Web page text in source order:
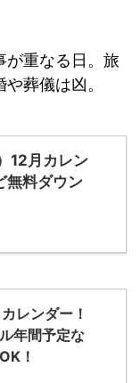
が重なる日。旅
葬儀は凶。
12月カレン
無料ダウン
レンダー！
年間予定な
！